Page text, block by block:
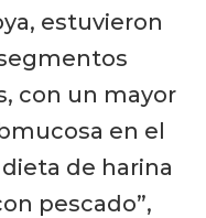
estuvieron
con un mayor
en el
de harina
pescado”,